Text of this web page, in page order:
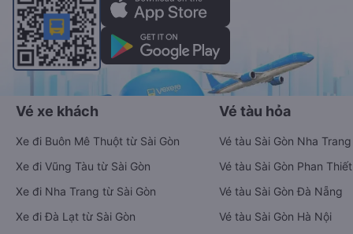
Vé xe khách
Xe đi Buôn Mê Thuột từ Sài Gòn
Xe đi Vũng Tàu từ Sài Gòn
Xe đi Nha Trang từ Sài Gòn
Xe đi Đà Lạt từ Sài Gòn
Vé tàu hỏa
Vé tàu Sài Gòn Nha Trang
Vé tàu Sài Gòn Phan Thiết
Vé tàu Sài Gòn Đà Nẵng
Vé tàu Sài Gòn Hà Nội